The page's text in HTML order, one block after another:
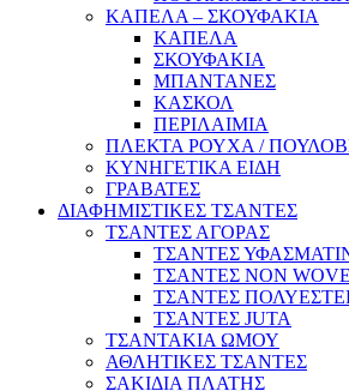
ΚΑΠΕΛΑ – ΣΚΟΥΦΑΚΙΑ
ΚΑΠΕΛΑ
ΣΚΟΥΦΑΚΙΑ
ΜΠΑΝΤΑΝΕΣ
ΚΑΣΚΟΛ
ΠΕΡΙΛΑΙΜΙΑ
ΠΛΕΚΤΑ ΡΟΥΧΑ /
ΚΥΝΗΓΕΤΙΚΑ ΕΙΔΗ
ΓΡΑΒΑΤΕΣ
ΔΙΑΦΗΜΙΣΤΙΚΕΣ ΤΣΑΝΤΕΣ
ΤΣΑΝΤΕΣ ΑΓΟΡΑΣ
ΤΣΑΝΤΕΣ
ΤΣΑΝΤΕΣ NON
ΤΣΑΝΤΕΣ
ΤΣΑΝΤΕΣ JUTA
ΤΣΑΝΤΑΚΙΑ ΩΜΟΥ
ΑΘΛΗΤΙΚΕΣ ΤΣΑΝΤΕΣ
ΣΑΚΙΔΙΑ ΠΛΑΤΗΣ